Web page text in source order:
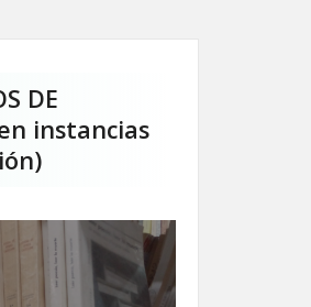
DE
instancias